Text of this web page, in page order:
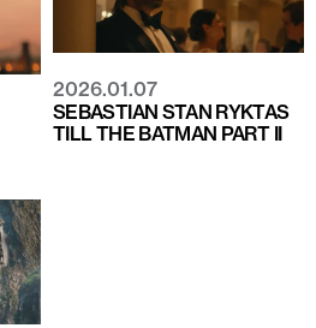
2026.01.07
SEBASTIAN STAN RYKTAS
TILL THE BATMAN PART II